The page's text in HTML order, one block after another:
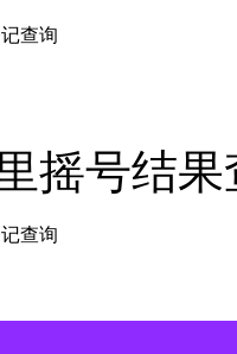
查询
摇号结果
查询